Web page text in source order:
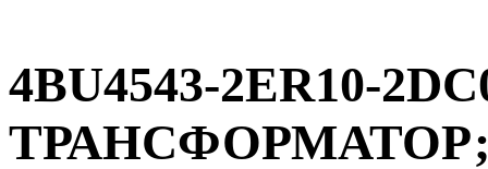
4BU4543-2ER10-